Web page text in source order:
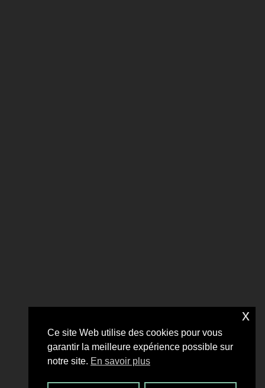
Ce site Web utilise des cookies pour vous
garantir la meilleure expérience possible sur
notre site. En savoir plus
x